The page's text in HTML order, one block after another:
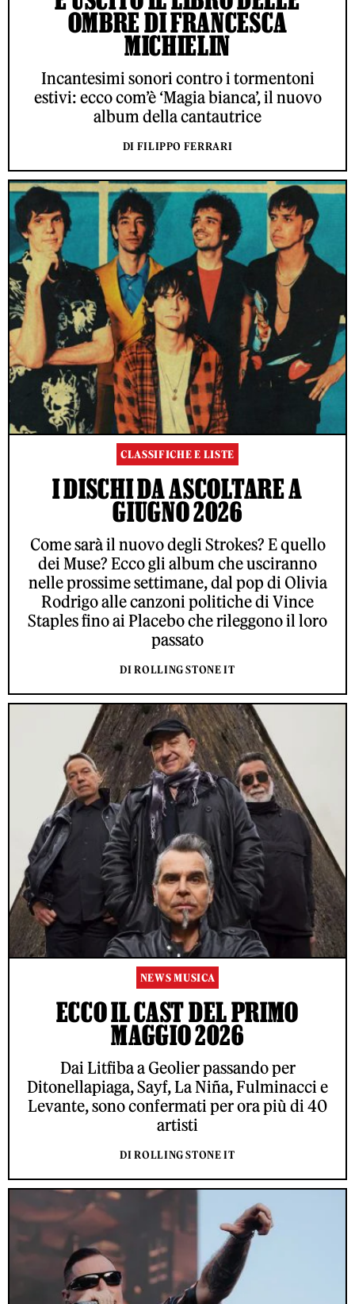
OMBRE DI FRANCESCA
MICHIELIN
Incantesimi sonori contro i tormentoni
estivi: ecco com’è ‘Magia bianca’, il nuovo
album della cantautrice
DI FILIPPO FERRARI
CLASSIFICHE E LISTE
I DISCHI DA ASCOLTARE A
GIUGNO 2026
Come sarà il nuovo degli Strokes? E quello
dei Muse? Ecco gli album che usciranno
nelle prossime settimane, dal pop di Olivia
Rodrigo alle canzoni politiche di Vince
Staples fino ai Placebo che rileggono il loro
passato
DI ROLLING STONE IT
NEWS MUSICA
ECCO IL CAST DEL PRIMO
MAGGIO 2026
Dai Litfiba a Geolier passando per
Ditonellapiaga, Sayf, La Niña, Fulminacci e
Levante, sono confermati per ora più di 40
artisti
DI ROLLING STONE IT